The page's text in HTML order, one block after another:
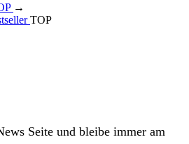
→
TOP
Seite und bleibe immer am